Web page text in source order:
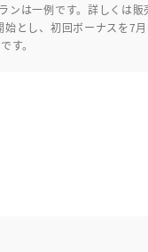
ンは一例です。詳しくは販
始とし、初回ボーナスを7
す。